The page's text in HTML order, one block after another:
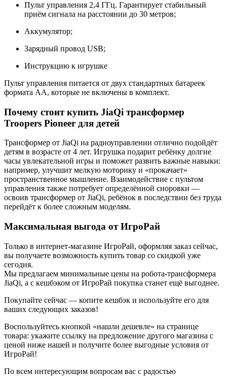
Пульт управления 2,4 ГГц. Гарантирует стабильный
приём сигнала на расстоянии до 30 метров;
Аккумулятор;
Зарядный провод USB;
Инструкцию к игрушке
Пульт управления питается от двух стандартных батареек
формата AA, которые не включены в комплект.
Почему стоит купить JiaQi трансформер
Troopers Pioneer для детей
Трансформер от JiaQi на радиоуправлении отлично подойдёт
детям в возрасте от 4 лет. Игрушка подарит ребёнку долгие
часы увлекательной игры и поможет развить важные навыки:
например, улучшит мелкую моторику и «прокачает»
пространственное мышление. Взаимодействие с пультом
управления также потребует определённой сноровки —
освоив трансформер от JiaQi, ребёнок в последствии без труда
перейдёт к более сложным моделям.
Максимальная выгода от ИгроРай
Только в интернет-магазине ИгроРай, оформляя заказ сейчас,
вы получаете возможность купить товар со скидкой уже
сегодня.
Мы предлагаем минимальные цены на робота-трансформера
JiaQi, а с кешбэком от ИгроРай покупка станет ещё выгоднее.
Покупайте сейчас — копите кешбэк и используйте его для
ваших следующих заказов!
Воспользуйтесь кнопкой «нашли дешевле» на странице
товара: укажите ссылку на предложение другого магазина с
ценой ниже нашей и получите более выгодные условия от
ИгроРай!
По всем интересующим вопросам вас с радостью